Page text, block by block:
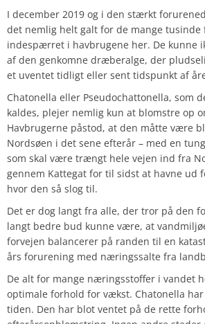
I december 2019 og i den stærkt
det nemlig helt galt for de mange tusinde
indespærret i havbrugene her. De kunne
af den genkomne dræberalge, der
et uventet tidligt eller sent tidspunkt af
Chatonella eller Pseudochattonella, som
kaldes, plejer nemlig kun at blomstre op
Havbrugerne påstod, at den måtte være
Nordsøen i det sene efterår – med en
som skal være trængt hele vejen ind fra
gennem Kattegat for til sidst at havne ud
hvor den så slog til.
Det er dog langt fra alle, der tror på den
langt bedre bud kunne være, at
forvejen balancerer på randen til en
års forurening med næringssalte fra
De alt for mange næringsstoffer i vandet
optimale forhold for vækst. Chatonella
tiden. Den har blot ventet på de rette